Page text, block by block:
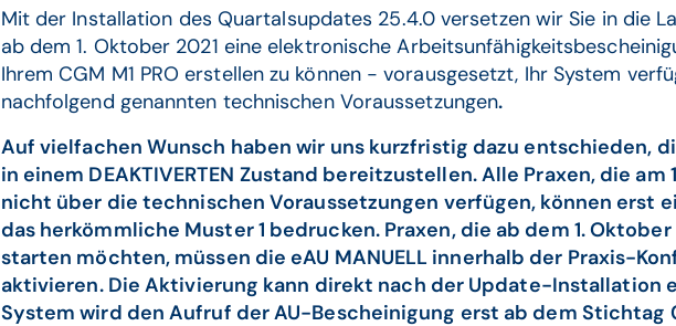
Mit der Installation des Quartalsupdates 25.4.0 versetzen wir Sie in die
ab dem 1. Oktober 2021 eine elektronische
Ihrem CGM M1 PRO erstellen zu können - vorausgesetzt, Ihr System
nachfolgend genannten technischen Voraussetzungen.
Auf vielfachen Wunsch haben wir uns kurzfristig dazu entschieden,
in einem DEAKTIVERTEN Zustand bereitzustellen. Alle Praxen, die am
nicht über die technischen Voraussetzungen verfügen, können erst
das herkömmliche Muster 1 bedrucken. Praxen, die ab dem 1.
starten möchten, müssen die eAU MANUELL innerhalb der Praxis-
aktivieren. Die Aktivierung kann direkt nach der Update-Installation
System wird den Aufruf der AU-Bescheinigung erst ab dem Stichtag